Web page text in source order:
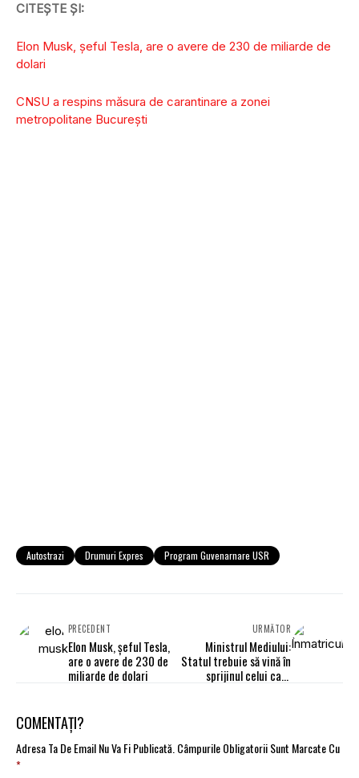
CITEȘTE ȘI:
Elon Musk, șeful Tesla, are o avere de 230 de miliarde de
dolari
CNSU a respins măsura de carantinare a zonei
metropolitane Bucureşti
Autostrazi Drumuri Expres Program Guvenarnare USR
PRECEDENT
Elon Musk, șeful Tesla,
are o avere de 230 de
miliarde de dolari
URMĂTOR
Ministrul Mediului:
Statul trebuie să vină în
sprijinul celui care
COMENTAȚI?
Adresa Ta De Email Nu Va Fi Publicată.Câmpurile Obligatorii Sunt Marcate Cu
*